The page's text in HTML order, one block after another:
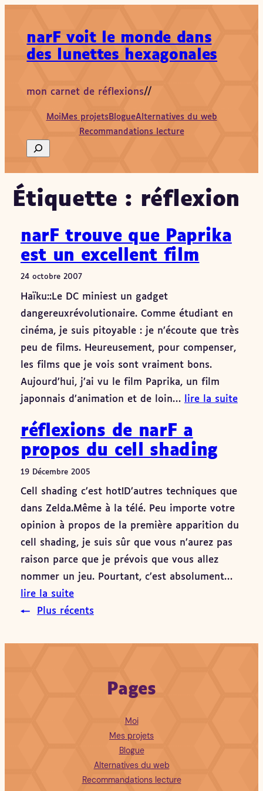
contenu
narF voit le monde dans
des lunettes hexagonales
mon carnet de réflexions//
MoiMes projetsBlogueAlternatives du web
Recommandations lecture
Search
Étiquette : réflexion
narF trouve que Paprika
est un excellent film
24 octobre 2007
Haïku::Le DC miniest un gadget
dangereuxrévolutionaire. Comme étudiant en
cinéma, je suis pitoyable : je n’écoute que très
peu de films. Heureusement, pour compenser,
les films que je vois sont vraiment bons.
Aujourd’hui, j’ai vu le film Paprika, un film
japonnais d’animation et de loin…
lire la suite
réflexions de narF a
propos du cell shading
19 Décembre 2005
Cell shading c’est hot!D’autres techniques que
dans Zelda.Même à la télé. Peu importe votre
opinion à propos de la première apparition du
cell shading, je suis sûr que vous n’aurez pas
raison parce que je prévois que vous allez
nommer un jeu. Pourtant, c’est absolument…
lire la suite
←
Plus récents
Pages
Moi
Mes projets
Blogue
Alternatives du web
Recommandations lecture